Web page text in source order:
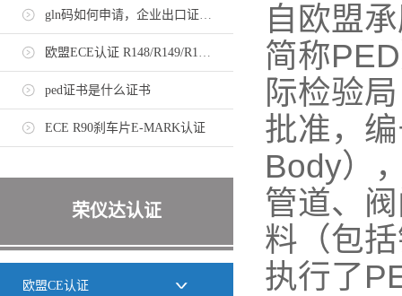
gln码如何申请，企业出口证书需持有gln码
欧盟ECE认证 R148/R149/R150法规标准
ped证书是什么证书
ECE R90刹车片E-MARK认证
荣仪达认证
欧盟CE认证
自欧盟
简称
际检验
批准，
Body）
管道、
料（包
执行了